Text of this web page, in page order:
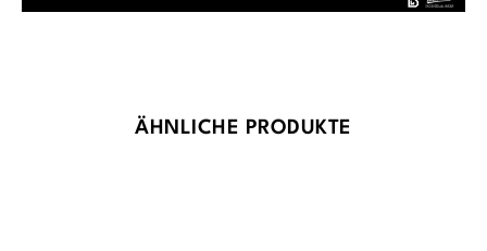
Produktgalerie überspringen
ÄHNLICHE PRODUKTE